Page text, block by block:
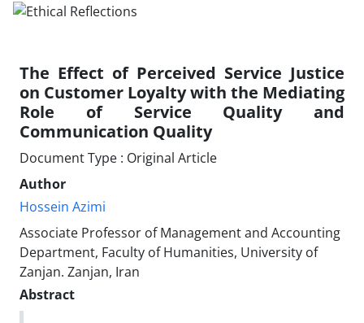
The Effect of Perceived Service Justice
on Customer Loyalty with the Mediating
Role of Service Quality and
Communication Quality
Document Type : Original Article
Author
Hossein Azimi
Associate Professor of Management and Accounting
Department, Faculty of Humanities, University of
Zanjan. Zanjan, Iran
Abstract